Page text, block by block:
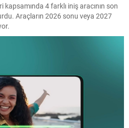
4 farklı iniş aracının son
Araçların 2026 sonu veya 2027